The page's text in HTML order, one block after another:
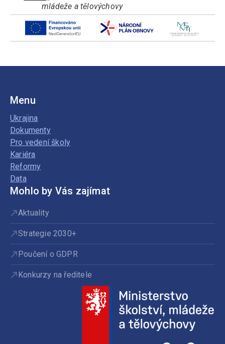
mládeže a tělovýchovy
Menu
Ukrajina
Dokumenty
Pro vedení školy
Kariéra
Reformy
Data
Mohlo by Vás zajímat
Aktuality
Strategie 2030+
Poučení o GDPR
Konkurzy na ředitele